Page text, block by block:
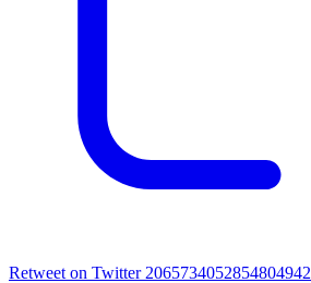
Retweet on Twitter 2065734052854804942